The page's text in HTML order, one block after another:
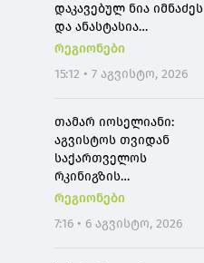
დაკავებულ ნია იმნაძეს
და ანასტასია
ბერუაშვილს აღკვეთის
პატიმრობა შეეფარდათ
რეგიონები
15:12 • 7 აგვისტო, 2026
თამარ იოსელიანი:
აგვისტოს თვიდან
საქართველოს
რკინიგზის
მომხმარებლები
თბილისიდან ბათუმში 4
საათში იმგზავრონ
რეგიონები
7:16 • 6 აგვისტო, 2026